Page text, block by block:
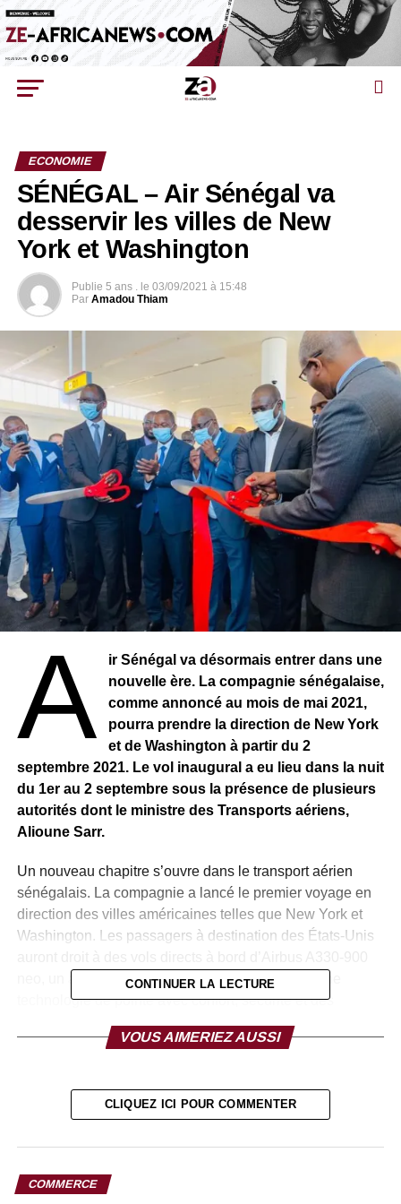
ECONOMIE
SÉNÉGAL – Air Sénégal va
desservir les villes de New
York et Washington
Publie 5 ans . le 03/09/2021 à 15:48
Par Amadou Thiam
A
ir Sénégal va désormais entrer dans une
nouvelle ère. La compagnie sénégalaise,
comme annoncé au mois de mai 2021,
pourra prendre la direction de New York
et de Washington à partir du 2
septembre 2021. Le vol inaugural a eu lieu dans la nuit
du 1er au 2 septembre sous la présence de plusieurs
autorités dont le ministre des Transports aériens,
Alioune Sarr.
Un nouveau chapitre s’ouvre dans le transport aérien
sénégalais. La compagnie a lancé le premier voyage en
direction des villes américaines telles que New York et
Washington. Les passagers à destination des États-Unis
neo, un avion de dernière génération, équipé d’une
technologie de pointe avec confort, sécurité et des
compagnie sénégalaise, Ibrahima Kane, le vol inaugural,
l’affluence des clients dont la plupart sont venus de la
À sa prise de parole, le ministre en charge des Transports
par semaine en provenance et à destination de
CONTINUER LA LECTURE
VOUS AIMERIEZ AUSSI
CLIQUEZ ICI POUR COMMENTER
COMMERCE